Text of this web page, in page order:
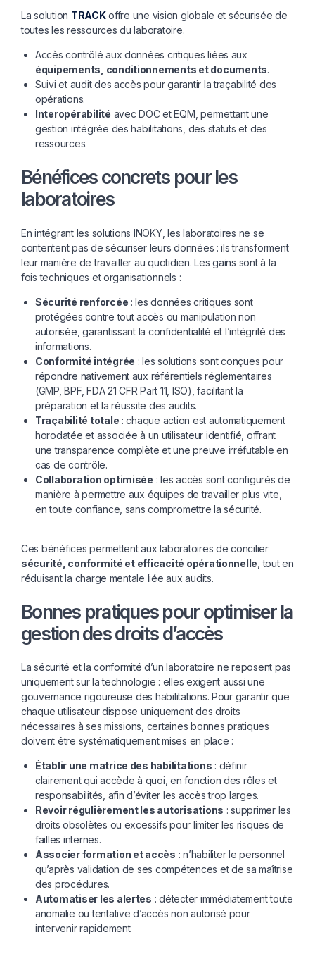
La solution TRACKoffre une vision globale et sécurisée de
toutes les ressources du laboratoire.
Accès contrôlé aux données critiques liées aux
équipements, conditionnements et documents.
Suivi et audit des accès pour garantir la traçabilité des
opérations.
Interopérabilité avec DOC et EQM, permettant une
gestion intégrée des habilitations, des statuts et des
ressources.
Bénéfices concrets pour les
laboratoires
En intégrant les solutions INOKY, les laboratoires ne se
contentent pas de sécuriser leurs données : ils transforment
leur manière de travailler au quotidien. Les gains sont à la
fois techniques et organisationnels :
Sécurité renforcée : les données critiques sont
protégées contre tout accès ou manipulation non
autorisée, garantissant la confidentialité et l’intégrité des
informations.
Conformité intégrée : les solutions sont conçues pour
répondre nativement aux référentiels réglementaires
(GMP, BPF, FDA 21 CFR Part 11, ISO), facilitant la
préparation et la réussite des audits.
Traçabilité totale : chaque action est automatiquement
horodatée et associée à un utilisateur identifié, offrant
une transparence complète et une preuve irréfutable en
cas de contrôle.
Collaboration optimisée : les accès sont configurés de
manière à permettre aux équipes de travailler plus vite,
en toute confiance, sans compromettre la sécurité.
Ces bénéfices permettent aux laboratoires de concilier
sécurité, conformité et efficacité opérationnelle , tout en
réduisant la charge mentale liée aux audits.
Bonnes pratiques pour optimiser la
gestion des droits d’accès
La sécurité et la conformité d’un laboratoire ne reposent pas
uniquement sur la technologie : elles exigent aussi une
gouvernance rigoureuse des habilitations. Pour garantir que
chaque utilisateur dispose uniquement des droits
nécessaires à ses missions, certaines bonnes pratiques
doivent être systématiquement mises en place :
Établir une matrice des habilitations : définir
clairement qui accède à quoi, en fonction des rôles et
responsabilités, afin d’éviter les accès trop larges.
Revoir régulièrement les autorisations : supprimer les
droits obsolètes ou excessifs pour limiter les risques de
failles internes.
Associer formation et accès : n’habiliter le personnel
qu’après validation de ses compétences et de sa maîtrise
des procédures.
Automatiser les alertes : détecter immédiatement toute
anomalie ou tentative d’accès non autorisé pour
intervenir rapidement.